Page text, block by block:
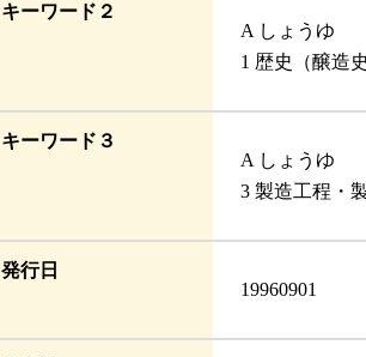
キーワード２
A しょうゆ
1 歴史（醸造
キーワード３
A しょうゆ
3 製造工程・
発行日
19960901